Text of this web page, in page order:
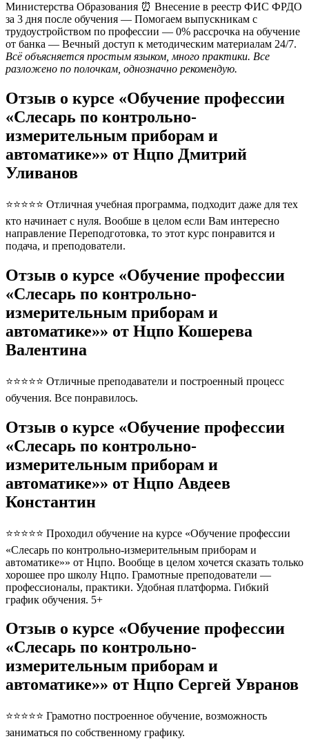
Министерства Образования ⏰ Внесение в реестр ФИС ФРДО
за 3 дня после обучения — Помогаем выпускникам с
трудоустройством по профессии — 0% рассрочка на обучение
от банка — Вечный доступ к методическим материалам 24/7.
Всё объясняется простым языком, много практики. Все
разложено по полочкам, однозначно рекомендую.
Отзыв о курсе «Обучение профессии
«Слесарь по контрольно-
измерительным приборам и
автоматике»» от Нцпо Дмитрий
Уливанов
⭐⭐⭐⭐⭐ Отличная учебная программа, подходит даже для тех
кто начинает с нуля. Вообше в целом если Вам интересно
направление Переподготовка, то этот курс понравится и
подача, и преподователи.
Отзыв о курсе «Обучение профессии
«Слесарь по контрольно-
измерительным приборам и
автоматике»» от Нцпо Кошерева
Валентина
⭐⭐⭐⭐⭐ Отличные преподаватели и построенный процесс
обучения. Все понравилось.
Отзыв о курсе «Обучение профессии
«Слесарь по контрольно-
измерительным приборам и
автоматике»» от Нцпо Авдеев
Константин
⭐⭐⭐⭐⭐ Проходил обучение на курсе «Обучение профессии
«Слесарь по контрольно-измерительным приборам и
автоматике»» от Нцпо. Вообще в целом хочется сказать только
хорошее про школу Нцпо. Грамотные преподователи —
профессионалы, практики. Удобная платформа. Гибкий
график обучения. 5+
Отзыв о курсе «Обучение профессии
«Слесарь по контрольно-
измерительным приборам и
автоматике»» от Нцпо Сергей Увранов
⭐⭐⭐⭐⭐ Грамотно построенное обучение, возможность
заниматься по собственному графику.